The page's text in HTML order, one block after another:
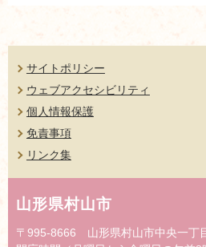
サイトポリシー
ウェブアクセシビリティ
個人情報保護
免責事項
リンク集
山形県村山市
〒995-8666 山形県村山市中央一丁